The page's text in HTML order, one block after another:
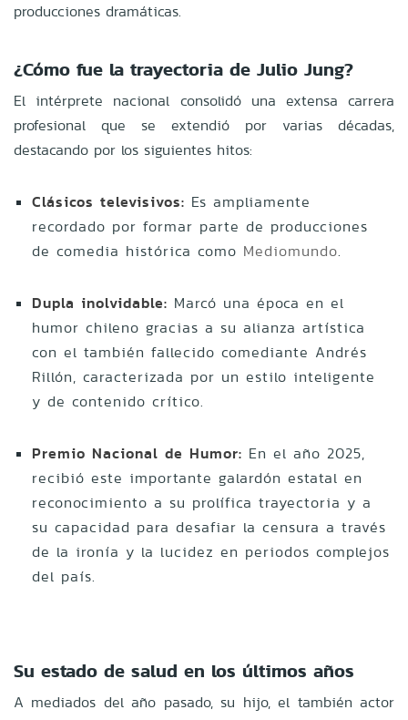
producciones dramáticas.
¿Cómo fue la trayectoria de Julio Jung?
El intérprete nacional consolidó una extensa carrera
profesional que se extendió por varias décadas,
destacando por los siguientes hitos:
Clásicos televisivos: Es ampliamente
recordado por formar parte de producciones
de comedia histórica como Mediomundo.
Dupla inolvidable: Marcó una época en el
humor chileno gracias a su alianza artística
con el también fallecido comediante Andrés
Rillón, caracterizada por un estilo inteligente
y de contenido crítico.
Premio Nacional de Humor: En el año 2025,
recibió este importante galardón estatal en
reconocimiento a su prolífica trayectoria y a
su capacidad para desafiar la censura a través
de la ironía y la lucidez en periodos complejos
del país.
Su estado de salud en los últimos años
A mediados del año pasado, su hijo, el también actor